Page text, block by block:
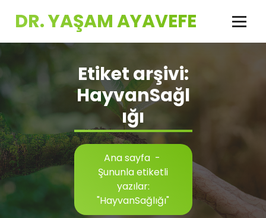
DR. YAŞAM AYAVEFE
Etiket arşivi:
HayvanSağl
ığı
Ana sayfa-
Şununla etiketli
yazılar:
"HayvanSağlığı"